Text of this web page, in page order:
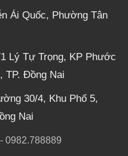
Ái Quốc, Phường Tân
Lý Tự Trọng, KP Phước
TP. Đồng Nai
30/4, Khu Phố 5,
Nai
- 0982.788889